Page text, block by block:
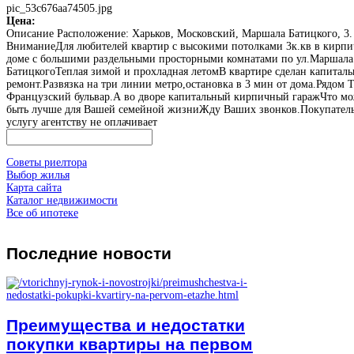
pic_53c676aa74505.jpg
Цена:
Описание Расположение: Харьков, Московский, Маршала Батицкого, 3.
ВниманиеДля любителей квартир с высокими потолками 3к.кв в
доме с большими раздельными просторными комнатами по ул.Маршала
БатицкогоТеплая зимой и прохладная летомВ квартире сделан
ремонт.Развязка на три линии метро,остановка в 3 мин от дома.Рядом
Французский бульвар.А во дворе капитальный кирпичный гаражЧто
быть лучше для Вашей семейной жизниЖду Ваших
услугу агентству не оплачивает
Советы риелтора
Выбор жилья
Карта сайта
Каталог недвижимости
Все об ипотеке
Последние новости
Преимущества и недостатки
покупки квартиры на первом